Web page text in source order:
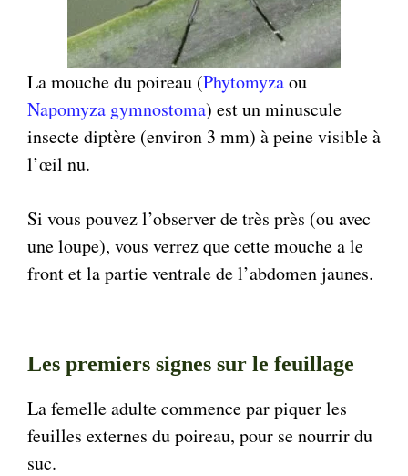
La mouche du poireau (Phytomyzaou
Napomyza gymnostoma) est un minuscule
insecte diptère (environ 3 mm) à peine visible à
l’œil nu.
Si vous pouvez l’observer de très près (ou avec
une loupe), vous verrez que cette mouche a le
front et la partie ventrale de l’abdomen jaunes.
Les premiers signes sur le feuillage
La femelle adulte commence par piquer les
feuilles externes du poireau, pour se nourrir du
suc.